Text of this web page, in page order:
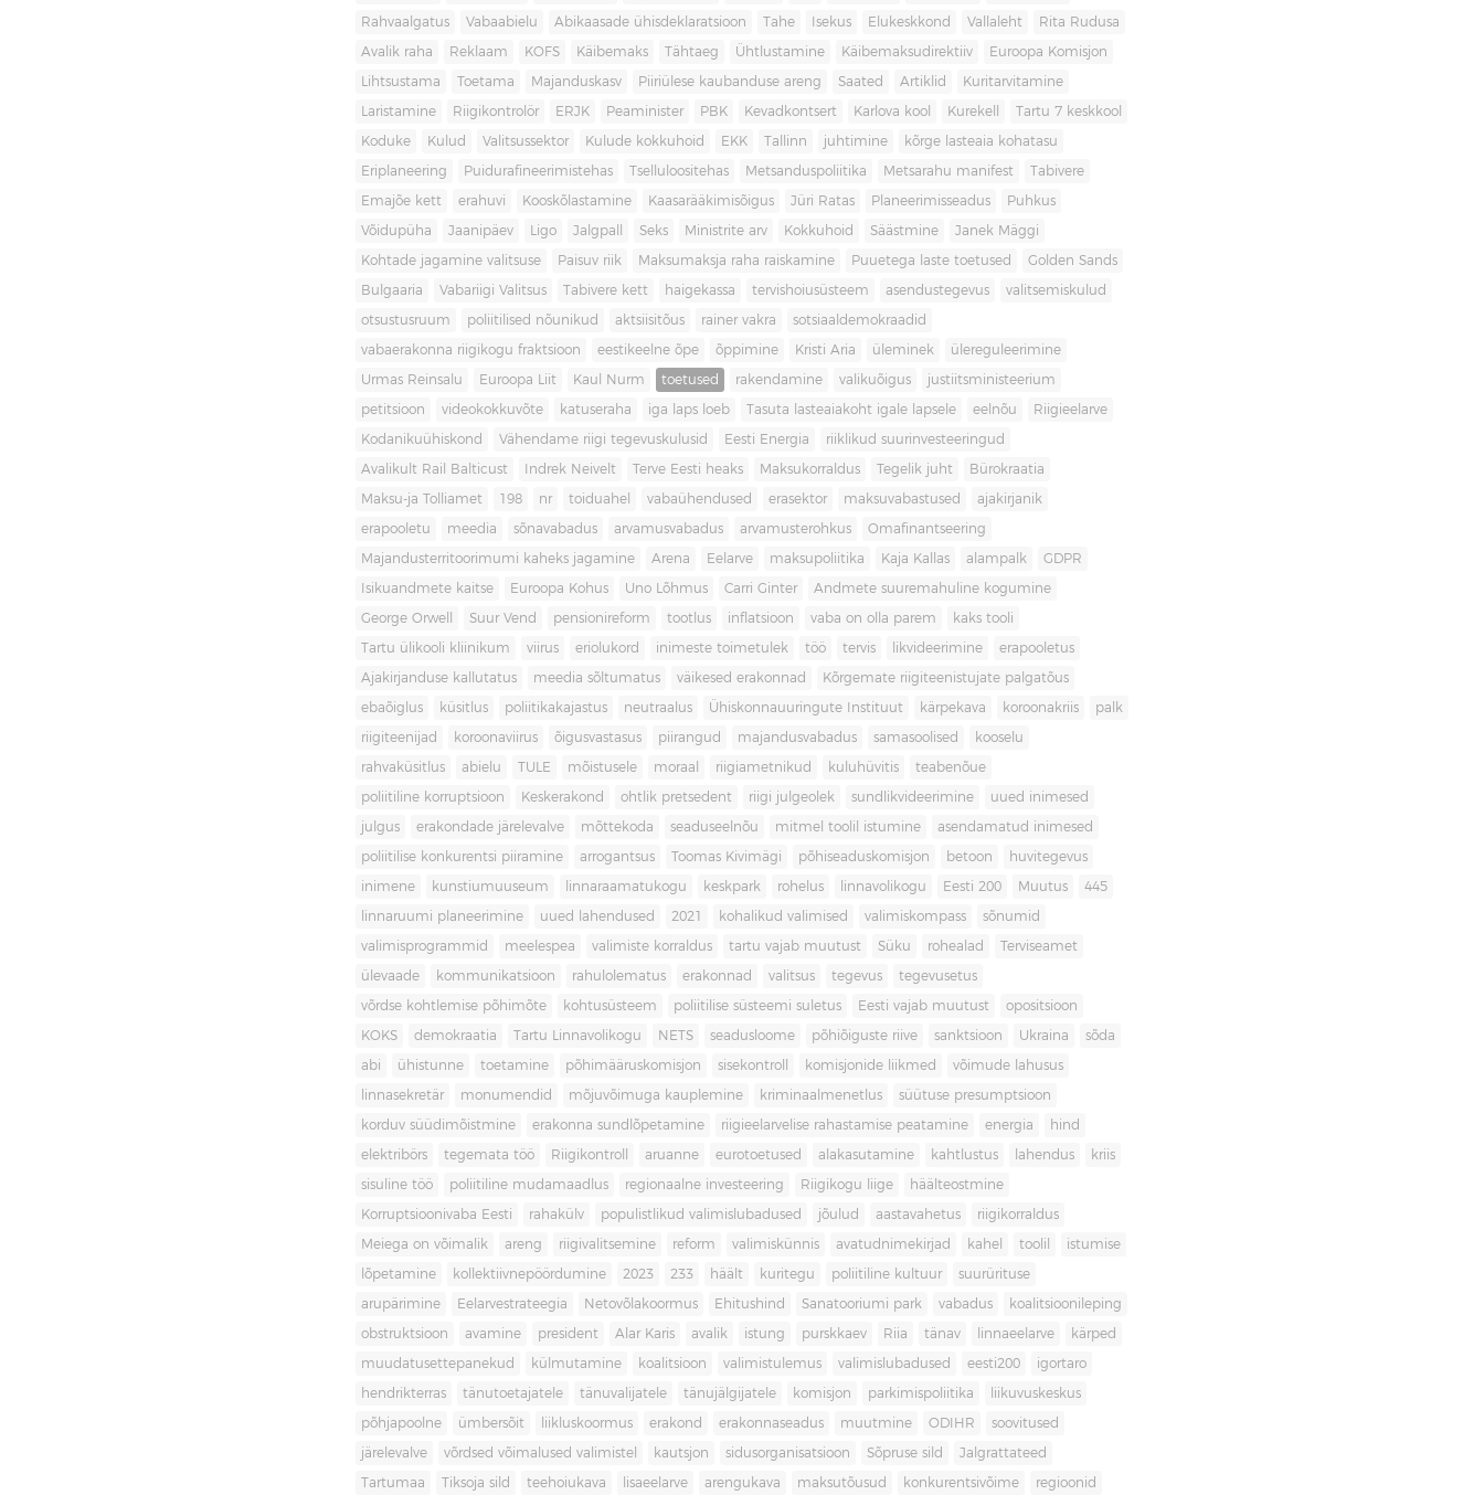
Rahvaalgatus Vabaabielu Abikaasade ühisdeklaratsioon Tahe Isekus Elukeskkond Vallaleht Rita Rudusa
Avalik raha Reklaam KOFS Käibemaks Tähtaeg Ühtlustamine Käibemaksudirektiiv Euroopa Komisjon
Lihtsustama Toetama Majanduskasv Piiriülese kaubanduse areng Saated Artiklid Kuritarvitamine
Laristamine Riigikontrolör ERJK Peaminister PBK Kevadkontsert Karlova kool Kurekell Tartu 7 keskkool
Koduke Kulud Valitsussektor Kulude kokkuhoid EKK Tallinn juhtimine kõrge lasteaia kohatasu
Eriplaneering Puidurafineerimistehas Tselluloositehas Metsanduspoliitika Metsarahu manifest Tabivere
Emajõe kett erahuvi Kooskõlastamine Kaasarääkimisõigus Jüri Ratas Planeerimisseadus Puhkus
Võidupüha Jaanipäev Ligo Jalgpall Seks Ministrite arv Kokkuhoid Säästmine Janek Mäggi
Kohtade jagamine valitsuse Paisuv riik Maksumaksja raha raiskamine Puuetega laste toetused Golden Sands
Bulgaaria Vabariigi Valitsus Tabivere kett haigekassa tervishoiusüsteem asendustegevus valitsemiskulud
otsustusruum poliitilised nõunikud aktsiisitõus rainer vakra sotsiaaldemokraadid
vabaerakonna riigikogu fraktsioon eestikeelne õpe õppimine Kristi Aria üleminek ülereguleerimine
Urmas Reinsalu Euroopa Liit Kaul Nurm toetused rakendamine valikuõigus justiitsministeerium
petitsioon videokokkuvõte katuseraha iga laps loeb Tasuta lasteaiakoht igale lapsele eelnõu Riigieelarve
Kodanikuühiskond Vähendame riigi tegevuskulusid Eesti Energia riiklikud suurinvesteeringud
Avalikult Rail Balticust Indrek Neivelt Terve Eesti heaks Maksukorraldus Tegelik juht Bürokraatia
Maksu-ja Tolliamet 198 nr toiduahel vabaühendused erasektor maksuvabastused ajakirjanik
erapooletu meedia sõnavabadus arvamusvabadus arvamusterohkus Omafinantseering
Majandusterritoorimumi kaheks jagamine Arena Eelarve maksupoliitika Kaja Kallas alampalk GDPR
Isikuandmete kaitse Euroopa Kohus Uno Lõhmus Carri Ginter Andmete suuremahuline kogumine
George Orwell Suur Vend pensionireform tootlus inflatsioon vaba on olla parem kaks tooli
Tartu ülikooli kliinikum viirus eriolukord inimeste toimetulek töö tervis likvideerimine erapooletus
Ajakirjanduse kallutatus meedia sõltumatus väikesed erakonnad Kõrgemate riigiteenistujate palgatõus
ebaõiglus küsitlus poliitikakajastus neutraalus Ühiskonnauuringute Instituut kärpekava koroonakriis palk
riigiteenijad koroonaviirus õigusvastasus piirangud majandusvabadus samasoolised kooselu
rahvaküsitlus abielu TULE mõistusele moraal riigiametnikud kuluhüvitis teabenõue
poliitiline korruptsioon Keskerakond ohtlik pretsedent riigi julgeolek sundlikvideerimine uued inimesed
julgus erakondade järelevalve mõttekoda seaduseelnõu mitmel toolil istumine asendamatud inimesed
poliitilise konkurentsi piiramine arrogantsus Toomas Kivimägi põhiseaduskomisjon betoon huvitegevus
inimene kunstiumuuseum linnaraamatukogu keskpark rohelus linnavolikogu Eesti 200 Muutus 445
linnaruumi planeerimine uued lahendused 2021 kohalikud valimised valimiskompass sõnumid
valimisprogrammid meelespea valimiste korraldus tartu vajab muutust Süku rohealad Terviseamet
ülevaade kommunikatsioon rahulolematus erakonnad valitsus tegevus tegevusetus
võrdse kohtlemise põhimõte kohtusüsteem poliitilise süsteemi suletus Eesti vajab muutust opositsioon
KOKS demokraatia Tartu Linnavolikogu NETS seadusloome põhiõiguste riive sanktsioon Ukraina sõda
abi ühistunne toetamine põhimääruskomisjon sisekontroll komisjonide liikmed võimude lahusus
linnasekretär monumendid mõjuvõimuga kauplemine kriminaalmenetlus süütuse presumptsioon
korduv süüdimõistmine erakonna sundlõpetamine riigieelarvelise rahastamise peatamine energia hind
elektribörs tegemata töö Riigikontroll aruanne eurotoetused alakasutamine kahtlustus lahendus kriis
sisuline töö poliitiline mudamaadlus regionaalne investeering Riigikogu liige häälteostmine
Korruptsioonivaba Eesti rahakülv populistlikud valimislubadused jõulud aastavahetus riigikorraldus
Meiega on võimalik areng riigivalitsemine reform valimiskünnis avatudnimekirjad kahel toolil istumise
lõpetamine kollektiivnepöördumine 2023 233 häält kuritegu poliitiline kultuur suurürituse
arupärimine Eelarvestrateegia Netovõlakoormus Ehitushind Sanatooriumi park vabadus koalitsioonileping
obstruktsioon avamine president Alar Karis avalik istung purskkaev Riia tänav linnaeelarve kärped
muudatusettepanekud külmutamine koalitsioon valimistulemus valimislubadused eesti200 igortaro
hendrikterras tänutoetajatele tänuvalijatele tänujälgijatele komisjon parkimispoliitika liikuvuskeskus
põhjapoolne ümbersõit liikluskoormus erakond erakonnaseadus muutmine ODIHR soovitused
järelevalve võrdsed võimalused valimistel kautsjon sidusorganisatsioon Sõpruse sild Jalgrattateed
Tartumaa Tiksoja sild teehoiukava lisaeelarve arengukava maksutõusud konkurentsivõime regioonid